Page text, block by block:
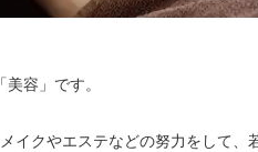
容」です。
イクやエステなどの努力をして、